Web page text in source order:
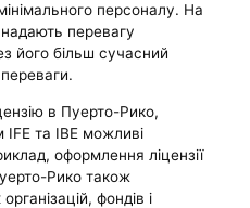
персоналу. На
надають перевагу
його більш сучасний
в Пуерто-Рико,
IFE та IBE можливі
оформлення ліцензії
Рико також
фондів і